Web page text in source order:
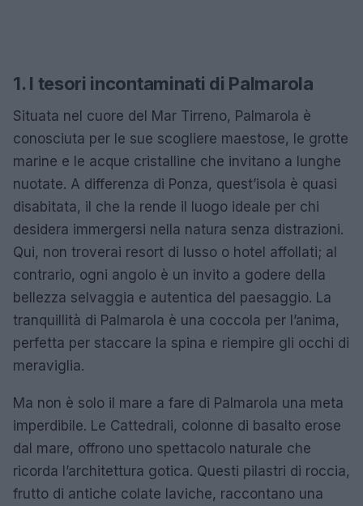
1. I tesori incontaminati di Palmarola
Situata nel cuore del Mar Tirreno, Palmarola è
conosciuta per le sue scogliere maestose, le grotte
marine e le acque cristalline che invitano a lunghe
nuotate. A differenza di Ponza, quest’isola è quasi
disabitata, il che la rende il luogo ideale per chi
desidera immergersi nella natura senza distrazioni.
Qui, non troverai resort di lusso o hotel affollati; al
contrario, ogni angolo è un invito a godere della
bellezza selvaggia e autentica del paesaggio. La
tranquillità di Palmarola è una coccola per l’anima,
perfetta per staccare la spina e riempire gli occhi di
meraviglia.
Ma non è solo il mare a fare di Palmarola una meta
imperdibile. Le Cattedrali, colonne di basalto erose
dal mare, offrono uno spettacolo naturale che
ricorda l’architettura gotica. Questi pilastri di roccia,
frutto di antiche colate laviche, raccontano una